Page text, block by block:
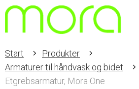
Start
Produkter
Armaturer til håndvask og bidet
Etgrebsarmatur, Mora One